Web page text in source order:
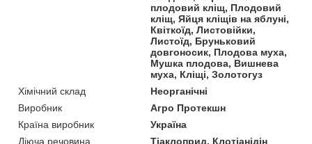
плодовий кліщ, Плодовий
кліщ, Яйця кліщів на яблуні,
Квіткоїд, Листовійки,
Листоїд, Бруньковий
довгоносик, Плодова муха,
Мушка плодова, Вишнева
муха, Кліщі, Золотогуз
Хімічний склад
Неорганічні
Виробник
Агро Протекшн
Країна виробник
Україна
Діюча речовина
Тіаклоприд, Клотіанідін